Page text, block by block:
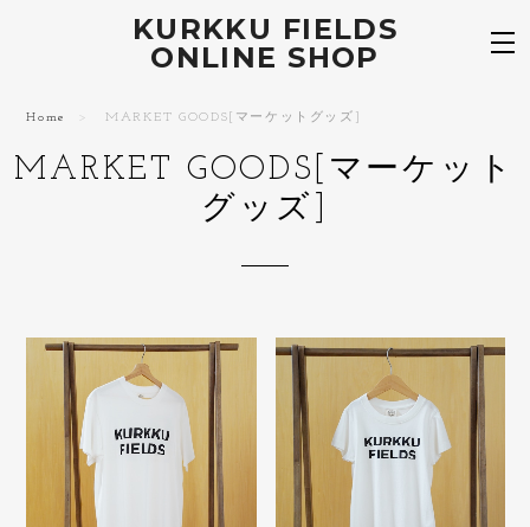
KURKKU FIELDS
ONLINE SHOP
Home MARKET GOODS[マーケットグッズ]
MARKET GOODS[マーケット
グッズ]